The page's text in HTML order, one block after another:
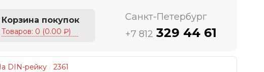
Корзина покупок
Товаров: 0 (0.00 ₽)
Санкт-Петербург
+7 812 329 44 61
DIN-рейку/ 2361